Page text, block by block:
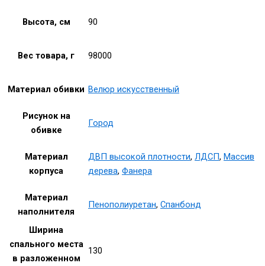
Высота, см 90
Вес товара, г 98000
Материал обивки Велюр искусственный
Рисунок на
обивке
Город
Материал
корпуса
ДВП высокой плотности, ЛДСП, Массив
дерева, Фанера
Материал
наполнителя
Пенополиуретан, Спанбонд
Ширина
спального места
в разложенном
130